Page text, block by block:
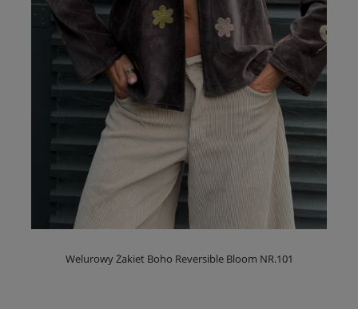
Welurowy Żakiet Boho Reversible Bloom NR.101